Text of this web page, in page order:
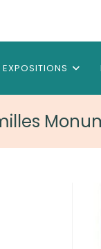
EXPOSITIONS